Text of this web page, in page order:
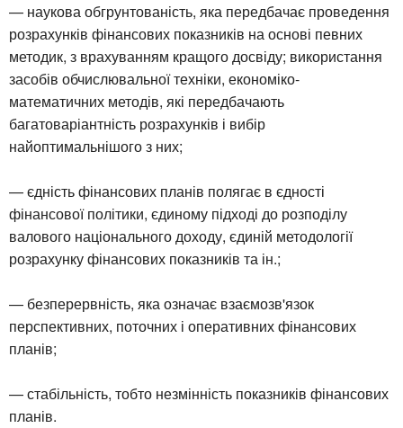
— наукова обгрунтованість, яка передбачає проведення
розрахунків фінансових показників на основі певних
методик, з врахуванням кращого досвіду; використання
засобів обчислювальної техніки, економіко-
математичних методів, які передбачають
багатоваріантність розрахунків і вибір
найоптимальнішого з них;
— єдність фінансових планів полягає в єдності
фінансової політики, єдиному підході до розподілу
валового національного доходу, єдиній методології
розрахунку фінансових показників та ін.;
— безперервність, яка означає взаємозв'язок
перспективних, поточних і оперативних фінансових
планів;
— стабільність, тобто незмінність показників фінансових
планів.